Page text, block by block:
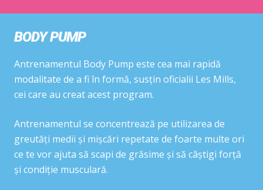
BODY PUMP
Antrenamentul Body Pump este cea mai rapidă
modalitate de a fi în formă, susțin oficialii Les Mills,
cei care au creat acest program.
Antrenamentul se concentrează pe utilizarea de
greutăți medii și mișcări repetate de foarte multe ori
ce te vor ajuta să scapi de grăsime și să câștigi forță
și condiție musculară.